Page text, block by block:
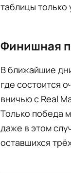
таблицы только
Финишная
В ближайшие
где состоится
вничью с Real
Только победа
даже в этом
оставшихся